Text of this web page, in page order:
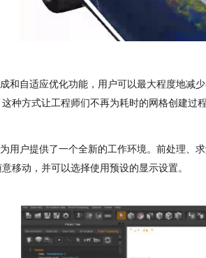
和自适应优化功能，用户可以最大程度地减
种方式让工程师们不再为耗时的网格创建过
用户提供了一个全新的工作环境。前处理、
移动，并可以选择使用预设的显示设置。